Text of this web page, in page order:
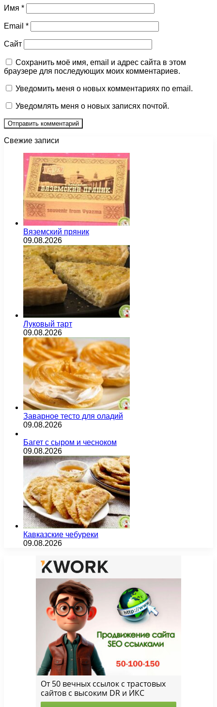
Имя *
Email *
Сайт
Сохранить моё имя, email и адрес сайта в этом
браузере для последующих моих комментариев.
Уведомить меня о новых комментариях по email.
Уведомлять меня о новых записях почтой.
Свежие записи
Вяземский пряник
09.08.2026
Луковый тарт
09.08.2026
Заварное тесто для оладий
09.08.2026
Багет с сыром и чесноком
09.08.2026
Кавказские чебуреки
09.08.2026